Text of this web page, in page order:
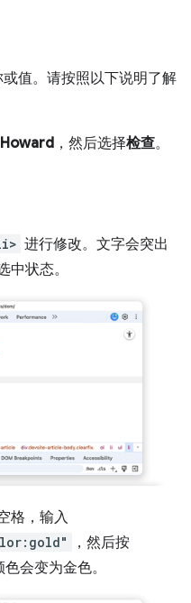
值。请按照以下说明了解
Howard ，然后选择检查。
进行修改。文字会突出
中状态。
格，输入
，然后按
会变为金色。